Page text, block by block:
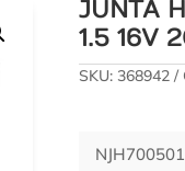
JUNTA
1.5 16V
SKU: 368942